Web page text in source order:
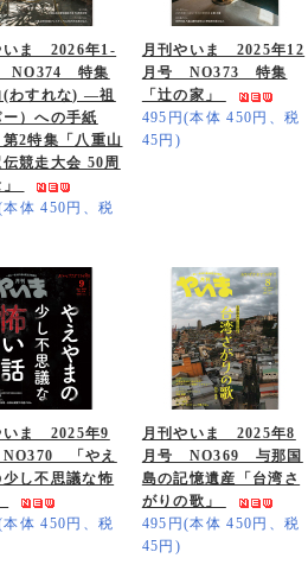
いま 2026年1-
NO374 特集
(わすれな) ―祖
）への手紙
2特集「八重山
競走大会 50周
本体 450円、税
月刊やいま 2025年12
月号 NO373 特集
「辻の家」
495円(本体 450円、税
45円)
いま 2025年9
「やえ
し不思議な怖
本体 450円、税
月刊やいま 2025年8
月号 NO369 与那国
島の記憶遺産「台湾さ
がりの歌」
495円(本体 450円、税
45円)